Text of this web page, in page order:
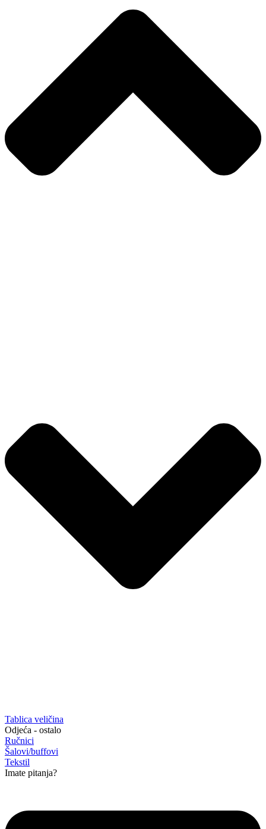
Tablica veličina
Odjeća - ostalo
Ručnici
Šalovi/buffovi
Tekstil
Imate pitanja?